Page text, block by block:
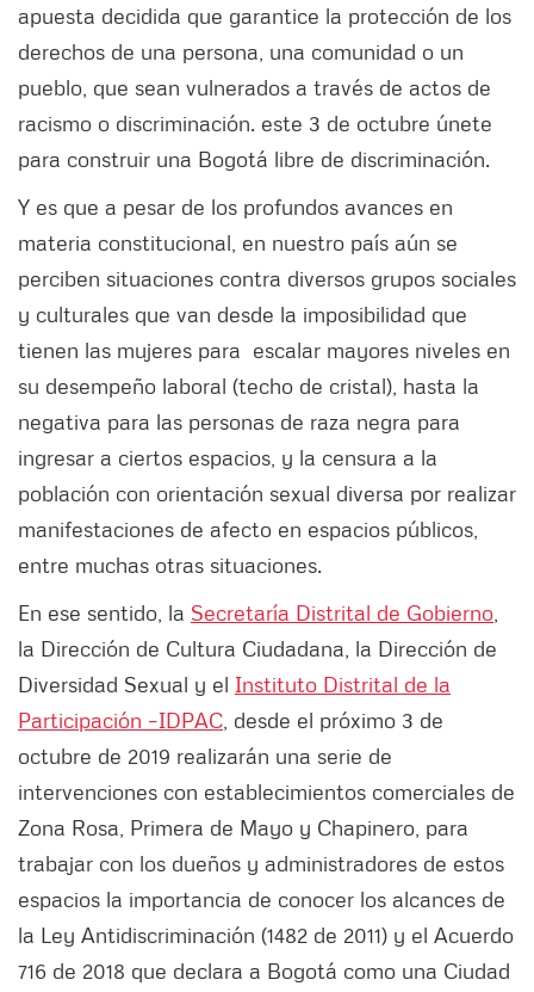
apuesta decidida que garantice la protección de los
derechos de una persona, una comunidad o un
pueblo, que sean vulnerados a través de actos de
racismo o discriminación. este 3 de octubre únete
para construir una Bogotá libre de discriminación.
Y es que a pesar de los profundos avances en
materia constitucional, en nuestro país aún se
perciben situaciones contra diversos grupos sociales
y culturales que van desde la imposibilidad que
tienen las mujeres para escalar mayores niveles en
su desempeño laboral (techo de cristal), hasta la
negativa para las personas de raza negra para
ingresar a ciertos espacios, y la censura a la
población con orientación sexual diversa por realizar
manifestaciones de afecto en espacios públicos,
entre muchas otras situaciones.
En ese sentido, la Secretaría Distrital de Gobierno
la Dirección de Cultura Ciudadana, la Dirección de
Diversidad Sexual y el Instituto Distrital de la
Participación –IDPAC , desde el próximo 3 de
octubre de 2019 realizarán una serie de
intervenciones con establecimientos comerciales de
Zona Rosa, Primera de Mayo y Chapinero, para
trabajar con los dueños y administradores de estos
espacios la importancia de conocer los alcances de
la Ley Antidiscriminación (1482 de 2011) y el Acuerdo
716 de 2018 que declara a Bogotá como una Ciudad